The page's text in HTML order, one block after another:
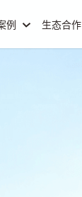
例 生态合作